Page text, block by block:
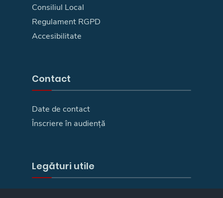
Consiliul Local
Regulament RGPD
Accesibilitate
Contact
Date de contact
Înscriere în audiență
Legături utile